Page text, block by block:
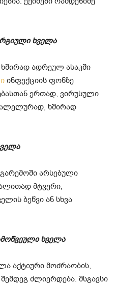
ხველა
ადრეულ ასაკში
ინფექციის ფონზე
ერთად, ვირუსული
ხშირად
არსებული
მტვერი,
ბეწვი ან სხვა
ხველა
აქტიური მოძრაობის,
ძლიერდება. მსგავსი